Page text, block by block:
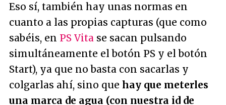
Eso sí, también hay unas normas en
cuanto a las propias capturas (que como
sabéis, en PS Vita se sacan pulsando
simultáneamente el botón PS y el botón
Start), ya que no basta con sacarlas y
colgarlas ahí, sino que hay que meterles
una marca de agua (con nuestra id de